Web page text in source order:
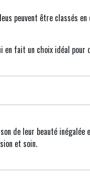
peuvent être classés
fait un choix idéal pour
de leur beauté inégalée
et soin.